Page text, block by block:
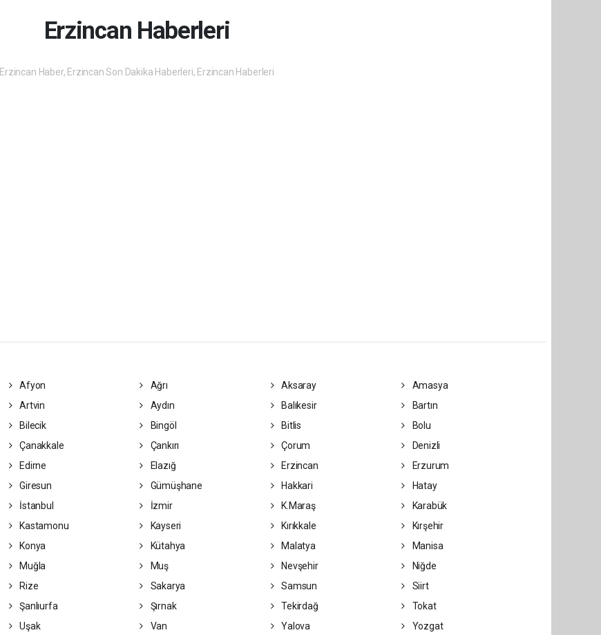
Erzincan Haberleri
Erzincan Haber, Erzincan Son Dakika Haberleri, Erzincan Haberleri
Afyon Ağrı Aksaray
Amasya
Artvin Aydın Balıkesir
Bartın
Bilecik Bingöl Bitlis
Bolu
Çanakkale Çankırı Çorum
Denizli
Edirne Elazığ Erzincan
Erzurum
Giresun Gümüşhane Hakkari
Hatay
İstanbul İzmir K.Maraş
Karabük
Kastamonu Kayseri Kırıkkale
Kırşehir
Konya Kütahya Malatya
Manisa
Muğla Muş Nevşehir
Niğde
Rize Sakarya Samsun
Siirt
Şanlıurfa Şırnak Tekirdağ
Tokat
Uşak Van Yalova
Yozgat